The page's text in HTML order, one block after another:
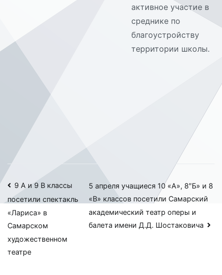
активное участие в
среднике по
благоустройству
территории школы.
Навигация
по
записям
9 А и 9 В классы
посетили спектакль
«Лариса» в
Самарском
художественном
театре
5 апреля учащиеся 10 «А», 8″Б» и 8
«В» классов посетили Самарский
академический театр оперы и
балета имени Д.Д. Шостаковича